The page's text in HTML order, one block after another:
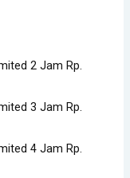
2 Jam Rp.
3 Jam Rp.
4 Jam Rp.